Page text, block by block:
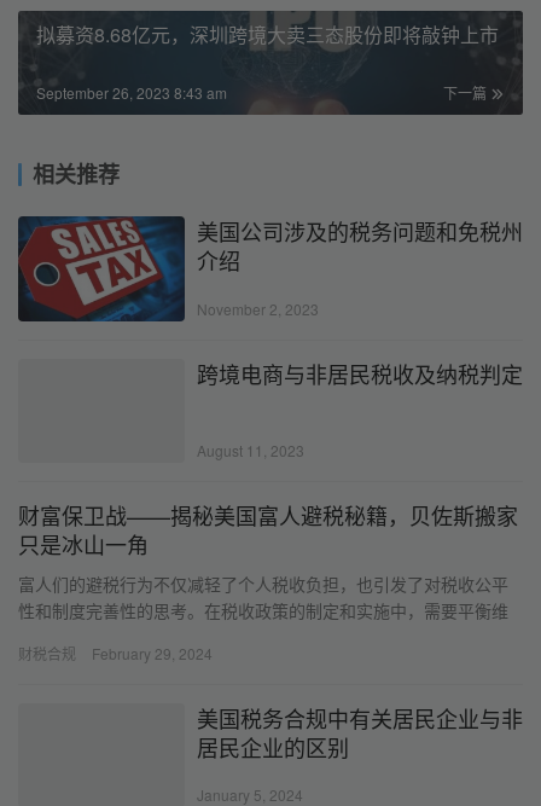
拟募资8.68亿元，深圳跨境大卖三态股份即将敲钟上市
下一篇
September 26, 2023 8:43 am
相关推荐
美国公司涉及的税务问题和免税州
介绍
November 2, 2023
跨境电商与非居民税收及纳税判定
August 11, 2023
财富保卫战——揭秘美国富人避税秘籍，贝佐斯搬家
只是冰山一角
富人们的避税行为不仅减轻了个人税收负担，也引发了对税收公平
性和制度完善性的思考。在税收政策的制定和实施中，需要平衡维
有效性和公平性。
财税合规 February 29, 2024
美国税务合规中有关居民企业与非
居民企业的区别
January 5, 2024